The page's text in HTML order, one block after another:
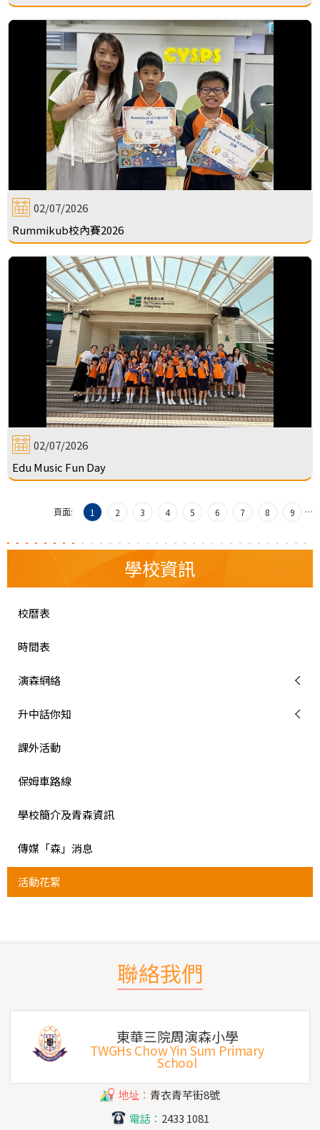
02/07/2026
Rummikub校內賽2026
02/07/2026
Edu Music Fun Day
頁面: 1 2 3 4 5 6 7 8 9 …
學校資訊
校曆表
時間表
演森網絡
升中話你知
課外活動
保姆車路線
學校簡介及青森資訊
傳媒「森」消息
活動花絮
聯絡我們
東華三院周演森小學
TWGHs Chow Yin Sum Primary
School
地址： 青衣青芊街8號
電話： 2433 1081